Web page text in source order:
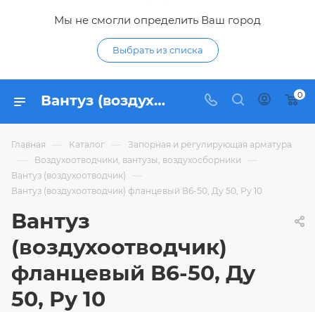
Мы не смогли определить Ваш город
Выбрать из списка
Вантуз (воздухоотводчик) фланцевый В6-50, Ду 50, Ру 10 - купить по цене 10 764,51 ₽ в интернет-магазине Гидропромтехника с доставкой в Курске 0
Главная — Каталог — Запорная и регулирующая арматура
— Воздухоотводчики, вантузы, воздухосборники —
Вантуз (воздухоотводчик) —
Вантуз (воздухоотводчик) фланцевый В6-50, Ду 50, Ру 10
Вантуз
(воздухоотводчик)
фланцевый В6-50, Ду
50, Ру 10